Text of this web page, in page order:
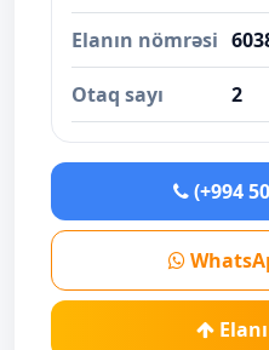
Elanın nömrəsi
Otaq sayı 2
(+994